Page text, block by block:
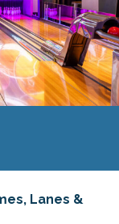
Lanes &